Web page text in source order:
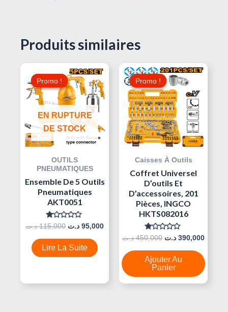
Produits similaires
Promo !
EN RUPTURE
DE STOCK
Promo !
OUTILS
PNEUMATIQUES
Ensemble De 5 Outils
Pneumatiques
AKT0051
Note
Sur
5
115,000 د.ت
Le
Prix
Initial
Était :
95,000 د.ت
Le
Actuel
Est :
95,000 د.ت.
Lire La Suite
Promo !
Promo !
Caisses À Outils
Coffret Universel
D’outils Et
D’accessoires, 201
Pièces, INGCO
HKTS082016
Note
Sur
5
450,000 د.ت
Le
Prix
Initial
Était :
390,000 د.ت
Le
Ajouter Au
Panier